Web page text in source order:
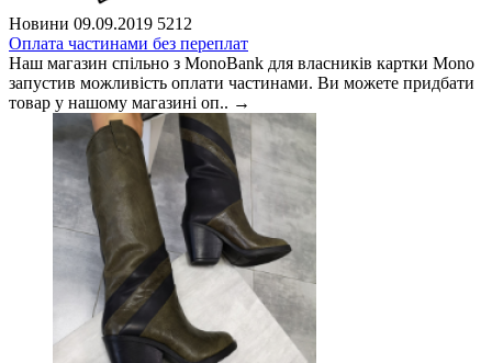
Новини 09.09.2019 5212
Оплата частинами без переплат
Наш магазин спільно з MonoBank для власників картки Mono
запустив можливість оплати частинами. Ви можете придбати
товар у нашому магазині оп.. →